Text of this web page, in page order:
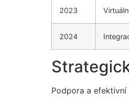
2023
2024
Podpora a